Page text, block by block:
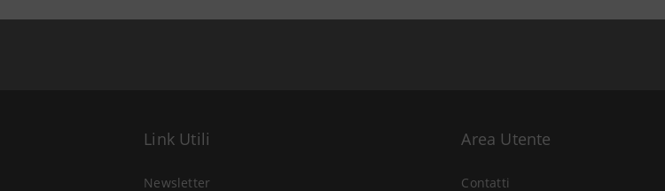
Link Utili
Newsletter
Area Utente
Contatti